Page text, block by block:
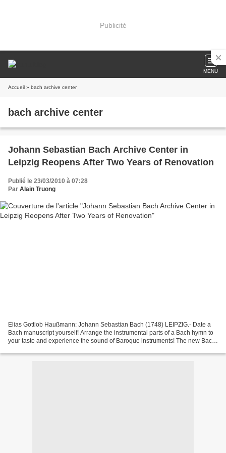
Publicité
MENU
Accueil » bach archive center
bach archive center
Johann Sebastian Bach Archive Center in
Leipzig Reopens After Two Years of Renovation
Publié le 23/03/2010 à 07:28
Par Alain Truong
Elias Gottlob Haußmann: Johann Sebastian Bach (1748) LEIPZIG.- Date a
Bach manuscript yourself! Arrange the instrumental parts of a Bach hymn to
your taste and experience the sound of Baroque instruments! The new Bach